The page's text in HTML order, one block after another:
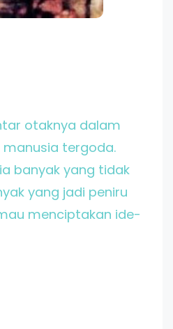
otaknya dalam
tergoda.
banyak yang tidak
yang jadi peniru
menciptakan ide-